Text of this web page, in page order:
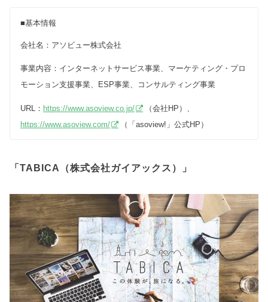
■基本情報
会社名：アソビュー株式会社
事業内容：インターネットサービス事業、マーケティング・プロ
モーション支援事業、ESP事業、コンサルティング事業
URL： https://www.asoview.co.jp/
（会社HP）、
https://www.asoview.com/
（「asoview!」公式HP）
「TABICA（株式会社ガイアックス）」